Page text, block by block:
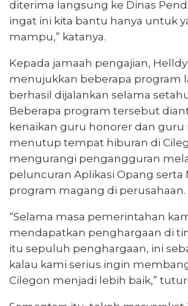
diterima langsung ke Dinas
ingat ini kita bantu hanya untuk
mampu,” katanya.
Kepada jamaah pengajian,
menujukkan beberapa program
berhasil dijalankan selama
Beberapa program tersebut
kenaikan guru honorer dan guru
menutup tempat hiburan di
mengurangi pengangguran
peluncuran Aplikasi Opang serta
program magang di perusahaan.
“Selama masa pemerintahan
mendapatkan penghargaan di
itu sepuluh penghargaan, ini
kalau kami serius ingin
Cilegon menjadi lebih baik,”